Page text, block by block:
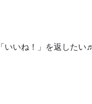
いいね！」を返したい♬